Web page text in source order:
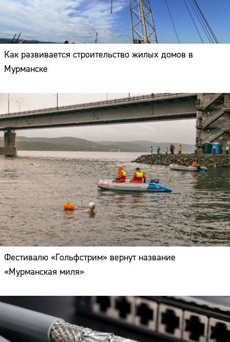
Как развивается строительство жилых домов в
Мурманске
Фестивалю «Гольфстрим» вернут название
«Мурманская миля»